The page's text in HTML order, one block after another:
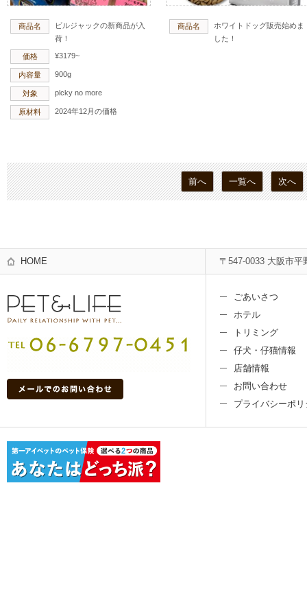
商品名
ビルジャックの新商品が入
荷！
価格 ¥3179~
内容量 900g
対象 plcky no more
原材料 2024年12月の価格
商品名
ホワイトドッグ販売始めま
した！
前へ 一覧へ 次へ
HOME 〒547-0033 大阪市平
ごあいさつ
ホテル
トリミング
仔犬・仔猫情報
店舗情報
お問い合わせ
プライバシーポリ